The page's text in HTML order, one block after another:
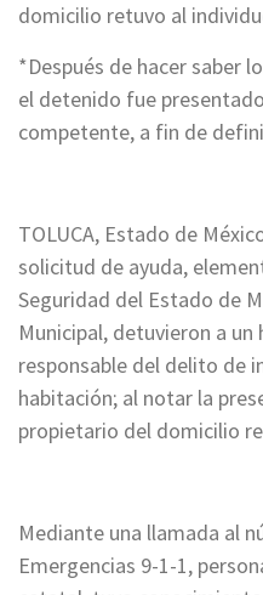
domicilio retuvo al
*Después de hacer saber
el detenido fue
competente, a fin de
TOLUCA, Estado de
solicitud de ayuda,
Seguridad del Estado de
Municipal, detuvieron a
responsable del delito de
habitación; al notar la
propietario del domicilio
Mediante una llamada al
Emergencias 9-1-1,